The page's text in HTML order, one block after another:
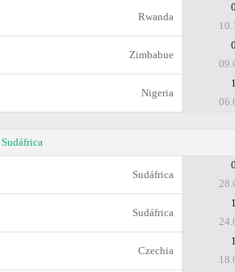
Rwanda
Zimbabue
Nigeria
Sudáfrica
Sudáfrica
Sudáfrica
Czechia